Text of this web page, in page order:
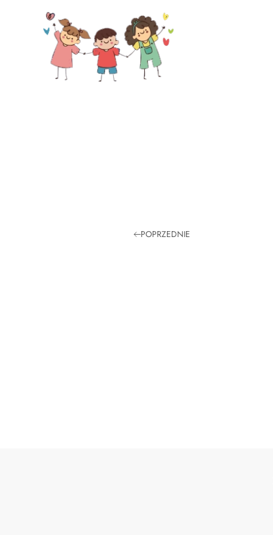
Skip to main content
POPRZEDNIE